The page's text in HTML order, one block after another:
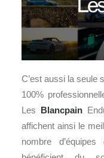
C’est aussi la seule
100%
Les Blancpain
affichent ainsi le
nombre